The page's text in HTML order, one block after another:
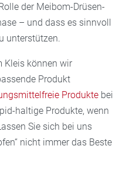
der Meibom-Drüsen-
– und dass es sinnvoll
unterstützen.
Kleis können wir
Produkt
Produkte bei
haltige Produkte, wenn
Sie sich bei uns
nicht immer das Beste